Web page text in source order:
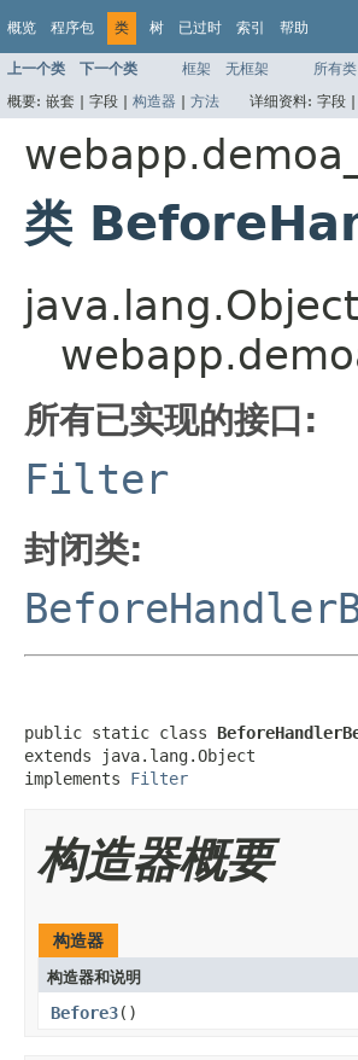
概览 程序包 类 树 已过时 索引 帮助
上一个类 下一个类 框架 无框架
所有类
概要: 嵌套 | 字段 | 构造器 | 方法 详细资料: 字段 |
类
java.lang.Object
所有已实现的接口:
Filter
封闭类:
public static class
extends java.lang.Object
implements Filter
构造器概要
构造器
构造器和说明
Before3()